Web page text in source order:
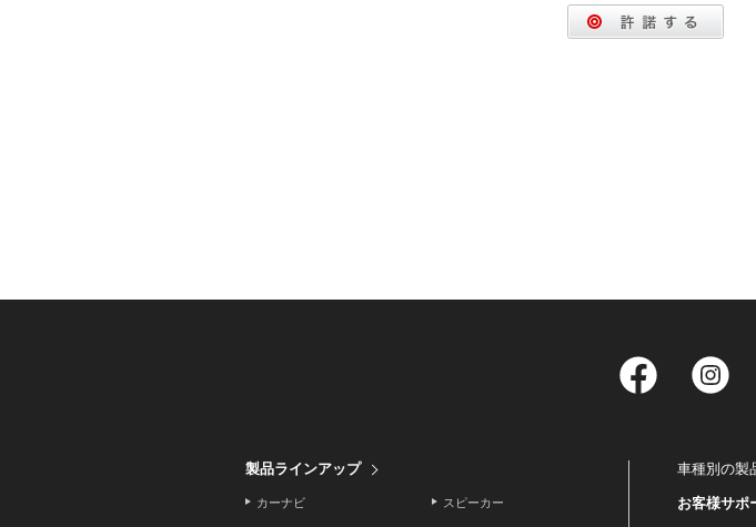
Facebook
製品ラインアップ
カーナビ スピーカー
車種別の製
お客様サポ